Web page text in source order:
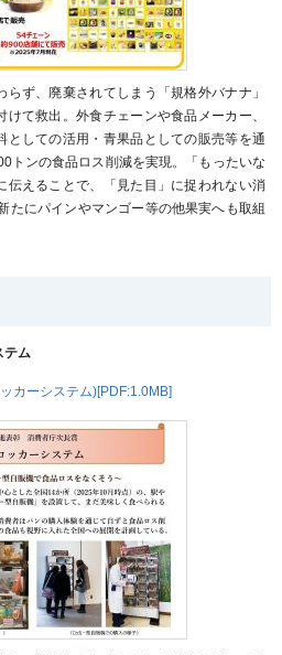
ず、廃棄されてしまう「規格外バナナ」
て救出。外食チェーンや食品メーカー、
としての活用・青果品としての販売等を通
トンの食品ロス削減を実現。「もったいな
伝えることで、「見た目」に捉われない消
たにパインやマンゴー等の他果実へも取組
テム
カーシステム)[PDF:1.0MB]